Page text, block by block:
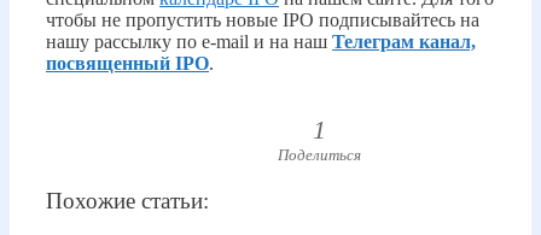
чтобы не пропустить новые IPO подписывайтесь на
нашу рассылку по e-mail и на наш Телеграм канал,
посвященный IPO.
1
Поделиться
Похожие статьи: